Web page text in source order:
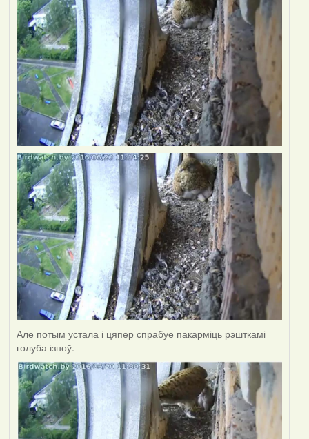
Але потым устала і цяпер спрабуе пакарміць рэшткамі
голуба ізноў.